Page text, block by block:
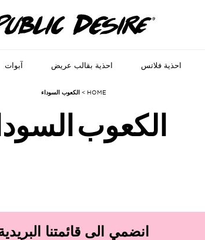
احذية فلاتس احذية بقالب عريض آبوات
HOME
> الكعوب السوداء
الكعوب
انضمي الى قائمتنا